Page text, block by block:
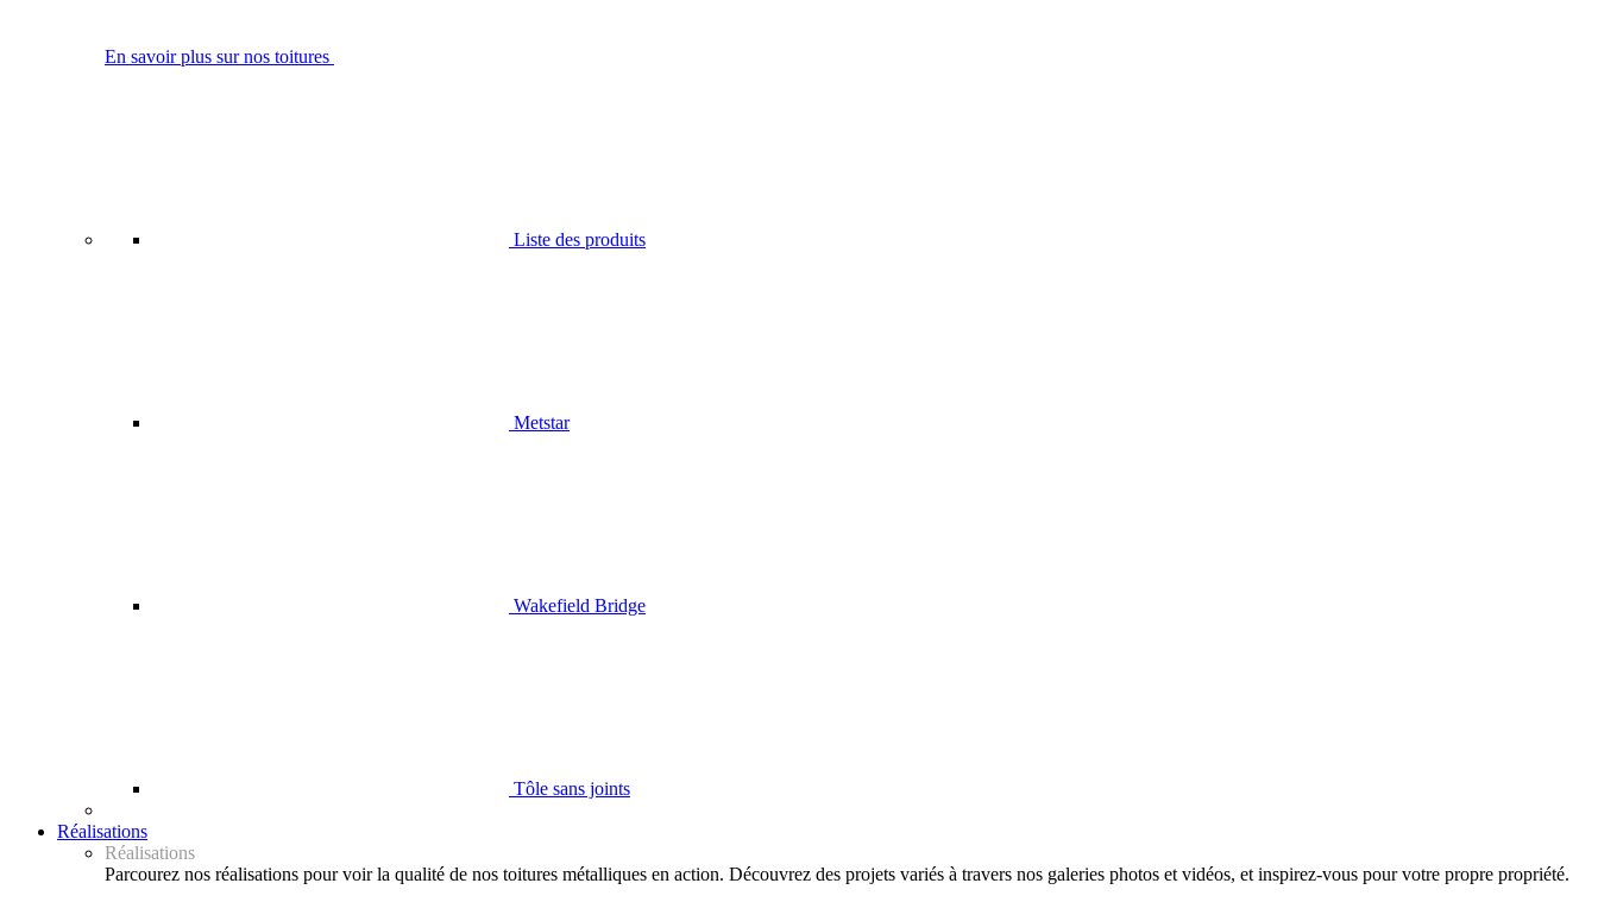
En savoir plus sur nos toitures
Liste des produits
Metstar
Wakefield Bridge
Tôle sans joints
Réalisations
Réalisations
Parcourez nos réalisations pour voir la qualité de nos toitures métalliques en action. Découvrez des projets variés à travers nos galeries photos et vidéos, et inspirez-vous pour votre propre propriété.